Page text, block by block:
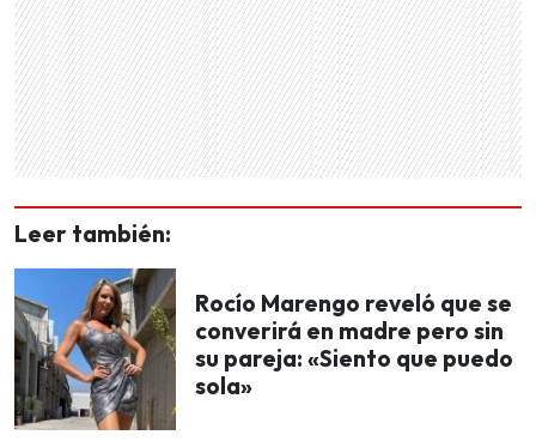
Leer también:
Rocío Marengo reveló que se
converirá en madre pero sin
su pareja: «Siento que puedo
sola»